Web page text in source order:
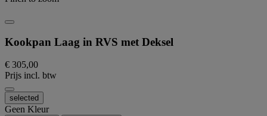
Kookpan Laag in RVS met Deksel
€ 305,00
Prijs incl. btw
selected
Geen Kleur